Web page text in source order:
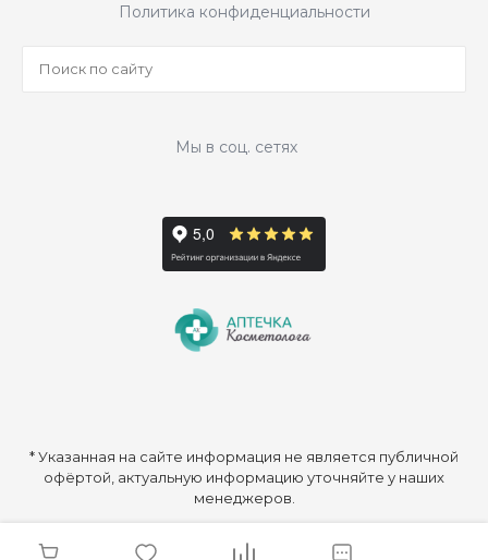
Политика конфиденциальности
Мы в соц. сетях
* Указанная на сайте информация не является публичной
офёртой, актуальную информацию уточняйте у наших
менеджеров.
© 2026 ООО «Аптечка Косметолога», Все права защищены